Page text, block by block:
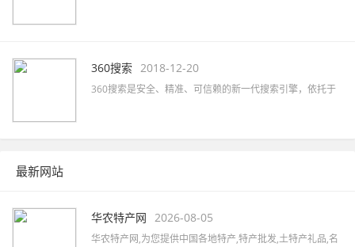
360搜索 2018-12-20
360搜索是安全、精准、可信赖的新一代搜索引擎，依托于
最新网站
华农特产网 2026-08-05
华农特产网,为您提供中国各地特产,特产批发,土特产礼品,名